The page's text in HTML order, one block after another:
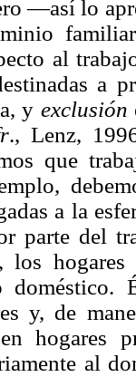
—así lo
al
a
y exclusión
., Lenz,
que
a la
parte del
los
doméstico.
y, de
hogares
al